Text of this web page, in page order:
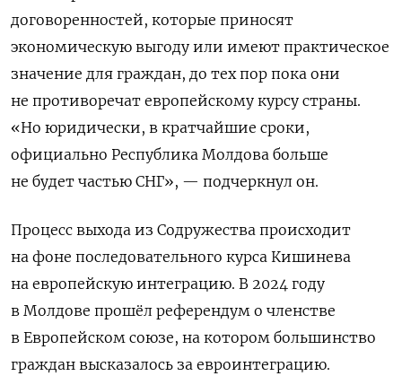
договоренностей, которые приносят
экономическую выгоду или имеют практическое
значение для граждан, до тех пор пока они
не противоречат европейскому курсу страны.
«Но юридически, в кратчайшие сроки,
официально Республика Молдова больше
не будет частью СНГ», — подчеркнул он.
Процесс выхода из Содружества происходит
на фоне последовательного курса Кишинева
на европейскую интеграцию. В 2024 году
в Молдове прошёл референдум о членстве
в Европейском союзе, на котором большинство
граждан высказалось за евроинтеграцию.